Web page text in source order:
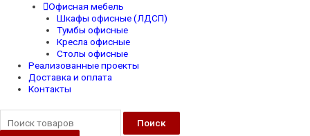
Офисная мебель
Шкафы офисные (ЛДСП)
Тумбы офисные
Кресла офисные
Столы офисные
Реализованные проекты
Доставка и оплата
Контакты
Поиск